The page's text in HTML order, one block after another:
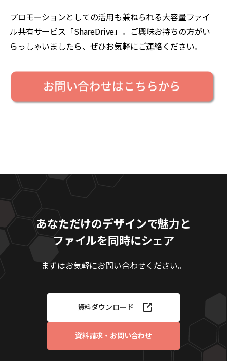
プロモーションとしての活用も兼ねられる大容量ファイ
ル共有サービス「ShareDrive」。ご興味お持ちの方がい
らっしゃいましたら、ぜひお気軽にご連絡ください。
あなただけのデザインで魅力と
ファイルを同時にシェア
まずはお気軽にお問い合わせください。
資料ダウンロード
資料請求・お問い合わせ